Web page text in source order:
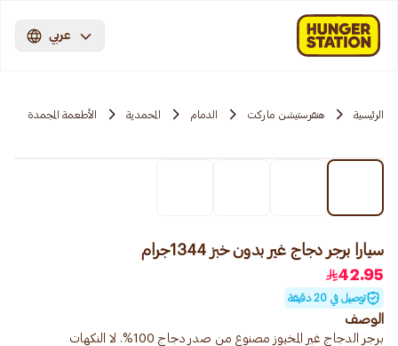
عربي
الرئيسية هنقرستيشن ماركت الدمام المحمدية الأطعمة المجمدة
سيارا برجر دجاج غير بدون خبز 1344جرام
42.95
توصيل في 20 دقيقة
الوصف
برجر الدجاج غير المخبوز مصنوع من صدر دجاج 100%. لا النكهات